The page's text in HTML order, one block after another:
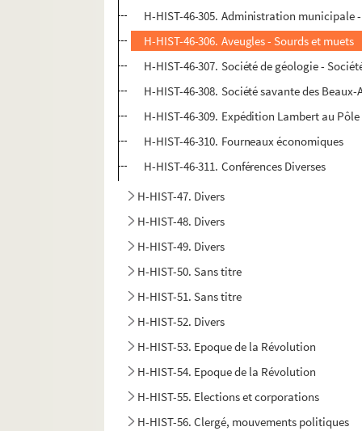
H-HIST-46-305. Administration municipale
H-HIST-46-306. Aveugles - Sourds et muets
H-HIST-46-307. Société de géologie -
H-HIST-46-308. Société savante des Beaux-
H-HIST-46-309. Expédition Lambert au
H-HIST-46-310. Fourneaux économiques
H-HIST-46-311. Conférences Diverses
H-HIST-47. Divers
H-HIST-48. Divers
H-HIST-49. Divers
H-HIST-50. Sans titre
H-HIST-51. Sans titre
H-HIST-52. Divers
H-HIST-53. Epoque de la Révolution
H-HIST-54. Epoque de la Révolution
H-HIST-55. Elections et corporations
H-HIST-56. Clergé, mouvements politiques